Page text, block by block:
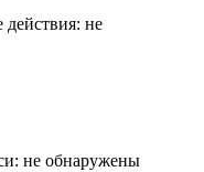
не
не обнаружены